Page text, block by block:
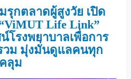
รุกตลาดผู้สูงวัย เปิด
Life Link”
โรงพยาบาลเพื่อการ
วม มุ่งมั่นดูแลคนทุก
ลุม